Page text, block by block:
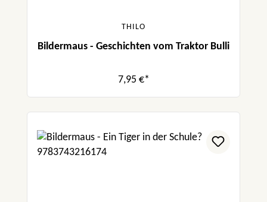
THILO
Bildermaus - Geschichten vom Traktor Bulli
7,95 €*